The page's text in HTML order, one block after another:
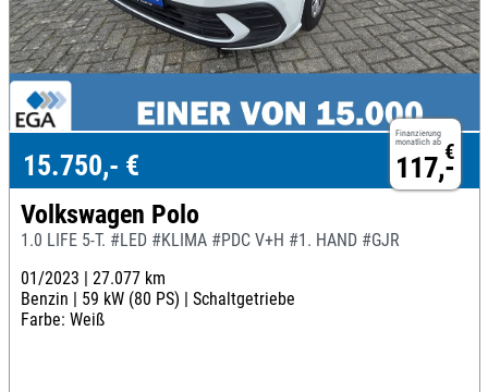
Finanzierung
monatlich ab €
117,-
15.750,- €
Volkswagen Polo
1.0 LIFE 5-T. #LED #KLIMA #PDC V+H #1. HAND #GJR
01/2023 | 27.077 km
Benzin | 59 kW (80 PS) | Schaltgetriebe
Farbe: Weiß